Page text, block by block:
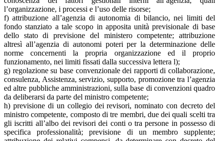
l’organizzazione, i processi e l’uso delle risorse;
f) attribuzione all’agenzia di autonomia di bilancio, nei limiti del
fondo stanziato a tale scopo in apposita unità previsionale di base
dello stato di previsione del ministero competente; attribuzione
altresì all’agenzia di autonomi poteri per la determinazione delle
norme concernenti la propria organizzazione ed il proprio
funzionamento, nei limiti fissati dalla successiva lettera l);
g) regolazione su base convenzionale dei rapporti di collaborazione,
consulenza, Assistenza, servizio, supporto, promozione tra l’agenzia
ed altre pubbliche amministrazioni, sulla base di convenzioni quadro
da deliberarsi da parte del ministro competente;
h) previsione di un collegio dei revisori, nominato con decreto del
ministro competente, composto di tre membri, due dei quali scelti tra
gli iscritti all’albo dei revisori dei conti o tra persone in possesso di
specifica professionalità; previsione di un membro supplente;